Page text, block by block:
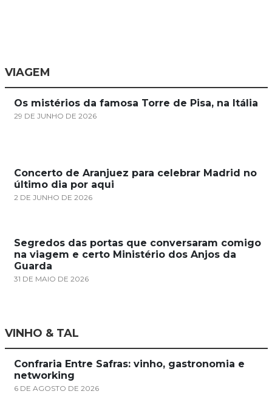
VIAGEM
Os mistérios da famosa Torre de Pisa, na Itália
29 DE JUNHO DE 2026
Concerto de Aranjuez para celebrar Madrid no
último dia por aqui
2 DE JUNHO DE 2026
Segredos das portas que conversaram comigo
na viagem e certo Ministério dos Anjos da
Guarda
31 DE MAIO DE 2026
VINHO & TAL
Confraria Entre Safras: vinho, gastronomia e
networking
6 DE AGOSTO DE 2026